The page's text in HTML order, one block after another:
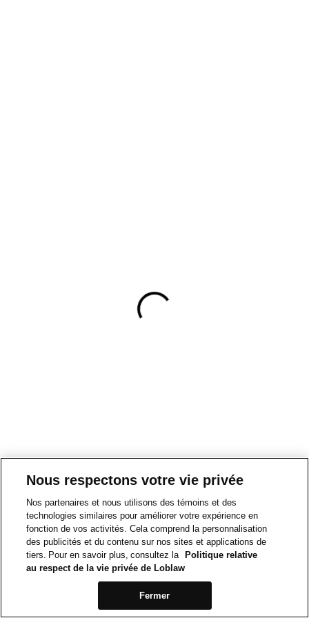
Nous respectons votre vie privée
Nos partenaires et nous utilisons des témoins et des
technologies similaires pour améliorer votre expérience en
fonction de vos activités. Cela comprend la personnalisation
des publicités et du contenu sur nos sites et applications de
tiers. Pour en savoir plus, consultez la
Politique relative
au respect de la vie privée de Loblaw
Fermer